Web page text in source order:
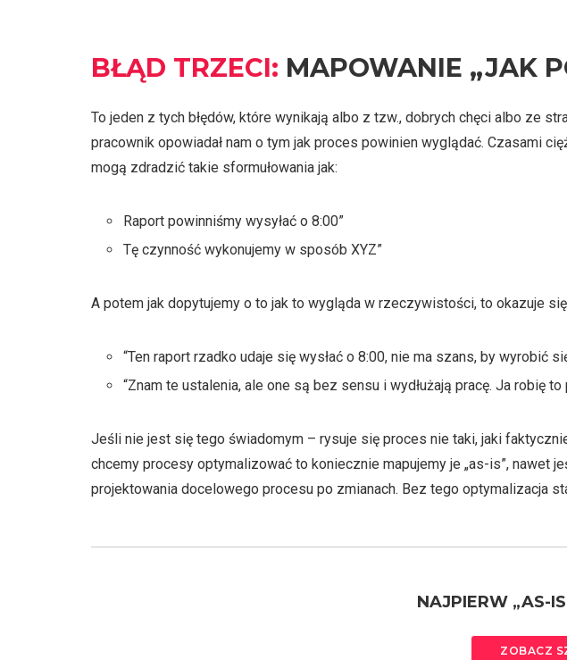
BŁĄD TRZECI: MAPOWANIE „JAK
To jeden z tych błędów, które wynikają albo z tzw., dobrych chęci albo ze
pracownik opowiadał nam o tym jak proces powinien wyglądać. Czasami
mogą zdradzić takie sformułowania jak:
Raport powinniśmy wysyłać o 8:00”
Tę czynność wykonujemy w sposób XYZ”
A potem jak dopytujemy o to jak to wygląda w rzeczywistości, to okazuje
“Ten raport rzadko udaje się wysłać o 8:00, nie ma szans, by wyrobić
“Znam te ustalenia, ale one są bez sensu i wydłużają pracę. Ja robię
Jeśli nie jest się tego świadomym – rysuje się proces nie taki, jaki
chcemy procesy optymalizować to koniecznie mapujemy je „as-is”, nawet
projektowania docelowego procesu po zmianach. Bez tego optymalizacja
NAJPIERW „AS-
ZOBACZ